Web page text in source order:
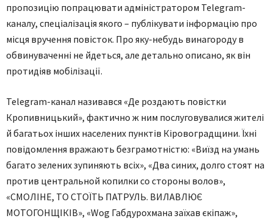
пропозицію попрацювати адміністратором Telegram-
каналу, спеціалізація якого – публікувати інформацію про
місця вручення повісток. Про яку-небудь винагороду в
обвинуваченні не йдеться, але детально описано, як він
протидіяв мобілізації.
Telegram-канал називався «Де роздають повістки
Кропивницький», фактично ж ним послуговувалися жителі
й багатьох інших населених пунктів Кіровоградщини. Їхні
повідомлення вражають безграмотністю: «Виїзд на умань
багато зелених зупиняють всіх», «Два синих, долго стоят на
против центральной копилки со стороны волов»,
«СМОЛІНЕ, ТО СТОЇТЬ ПАТРУЛЬ. ВИЛАВЛЮЄ
МОТОГОНЩІКІВ», «Wog Габдурохмана заїхав єкіпаж»,